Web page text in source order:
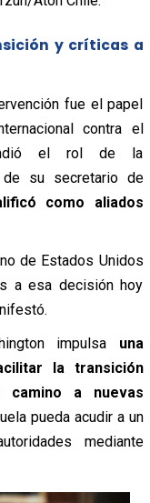
y críticas a
fue el papel
contra el
el rol de la
su secretario de
como aliados
de Estados Unidos
a esa decisión hoy
impulsa una
la transición
a nuevas
pueda acudir a un
mediante